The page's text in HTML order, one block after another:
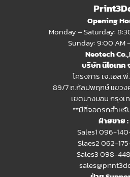
Opening
Monday – Saturday:
Sunday: 9:00 AM
Neotech
บริษัท นีโอเทค
โครงการ เจ.เอส.
89/7 ถ.กัลปพฤกษ์ แขวง
เขตบางบอน กรุงเ
**มีที่จอดรถสำหรั
ฝ่ายขาย :
Sales1 096-
Slaes2062-
Sales3 098-